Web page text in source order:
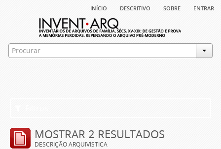
início descritivo sobre entrar
MOSTRAR 2 RESULTADOS
DESCRIÇÃO ARQUIVÍSTICA